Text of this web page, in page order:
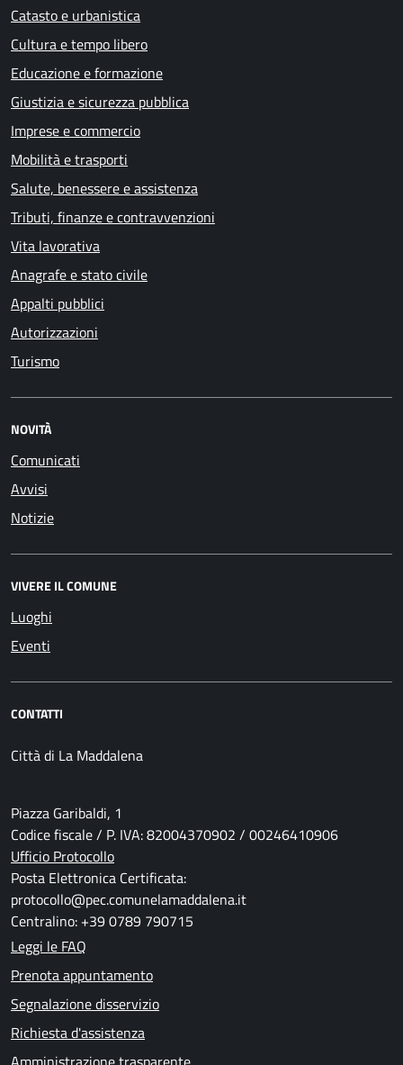
Catasto e urbanistica
Cultura e tempo libero
Educazione e formazione
Giustizia e sicurezza pubblica
Imprese e commercio
Mobilità e trasporti
Salute, benessere e assistenza
Tributi, finanze e contravvenzioni
Vita lavorativa
Anagrafe e stato civile
Appalti pubblici
Autorizzazioni
Turismo
NOVITÀ
Comunicati
Avvisi
Notizie
VIVERE IL COMUNE
Luoghi
Eventi
CONTATTI
Città di La Maddalena
Piazza Garibaldi, 1
Codice fiscale / P. IVA: 82004370902 / 00246410906
Ufficio Protocollo
Posta Elettronica Certificata:
protocollo@pec.comunelamaddalena.it
Centralino: +39 0789 790715
Leggi le FAQ
Prenota appuntamento
Segnalazione disservizio
Richiesta d'assistenza